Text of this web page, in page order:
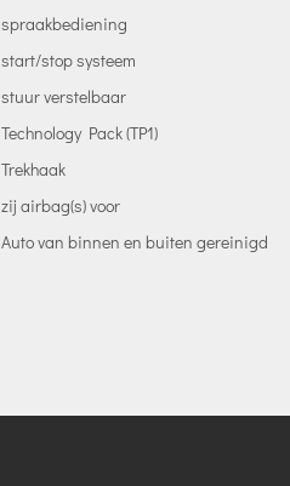
spraakbediening
start/stop systeem
stuur verstelbaar
Technology Pack (TP1)
Trekhaak
zij airbag(s) voor
Auto van binnen en buiten gereinigd